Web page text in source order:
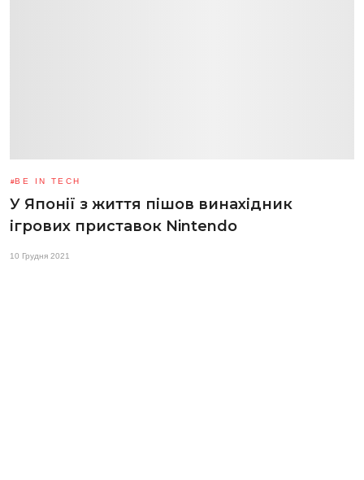
BE IN TECH
У Японії з життя пішов винахідник
ігрових приставок Nintendo
10 Грудня 2021